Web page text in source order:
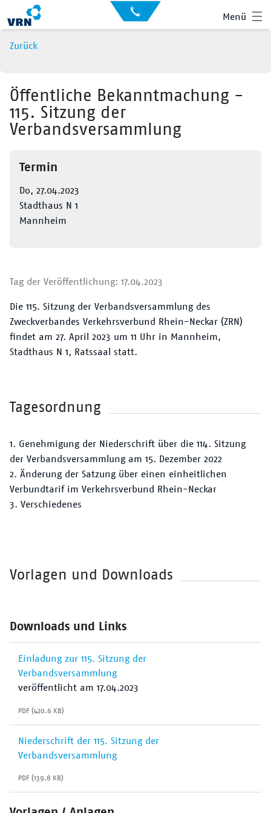
Menü
Auskunft
für
Kontakt
Gebärdensprache
Suche
Hauptnavigation
Fahrplan
Liniennetz
Tickets
Mobilität
Der VRN
Zurück
Öffentliche Bekanntmachung -
115. Sitzung der
Verbandsversammlung
Termin
Do, 27.04.2023
Stadthaus N 1
Mannheim
Tag der Veröffentlichung: 17.04.2023
Die 115. Sitzung der Verbandsversammlung des
Zweckverbandes Verkehrsverbund Rhein-Neckar (ZRN)
findet am 27. April 2023 um 11 Uhr in Mannheim,
Stadthaus N 1, Ratssaal statt.
Tagesordnung
1. Genehmigung der Niederschrift über die 114. Sitzung
der Verbandsversammlung am 15. Dezember 2022
2. Änderung der Satzung über einen einheitlichen
Verbundtarif im Verkehrsverbund Rhein-Neckar
3. Verschiedenes
Vorlagen und Downloads
Downloads und Links
Einladung zur 115. Sitzung der
Verbandsversammlung
veröffentlicht am 17.04.2023
PDF (420.6 KB)
Niederschrift der 115. Sitzung der
Verbandsversammlung
PDF (139.8 KB)